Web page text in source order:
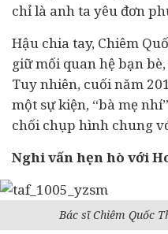
chỉ là anh ta yêu đơn
Hậu chia tay, Chiêm
giữ mối quan hệ bạn
Tuy nhiên, cuối năm
một sự kiện, “bà mẹ
chối chụp hình chung
Nghi vấn hẹn hò với
Bác sĩ Chiêm Quốc